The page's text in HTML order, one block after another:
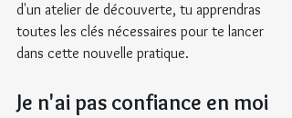
d'un atelier de découverte, tu apprendras
toutes les clés nécessaires pour te lancer
dans cette nouvelle pratique.
Je n'ai pas confiance en moi